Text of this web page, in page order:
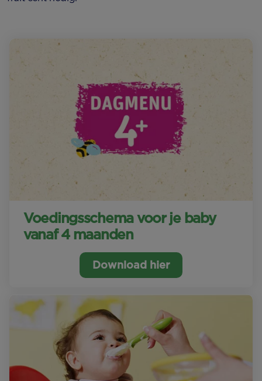
Voedingsschema voor je baby
vanaf 4 maanden
Download hier